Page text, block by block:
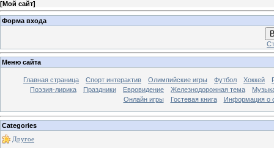
[Мой сайт]
Форма входа
Меню сайта
Главная страница Спорт интерактив Олимпийские игры Футбол Хоккей
Поэзия-лирика
Праздники Евровидение Железнодорожная тема
Онлайн игры
Гостевая книга Информация о
Categories
Другое